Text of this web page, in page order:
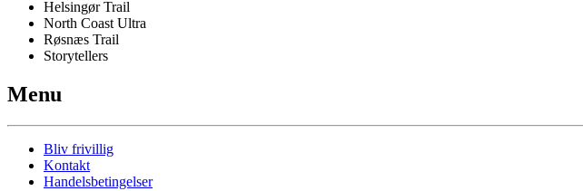
Helsingør Trail
North Coast Ultra
Røsnæs Trail
Storytellers
Menu
Bliv frivillig
Kontakt
Handelsbetingelser